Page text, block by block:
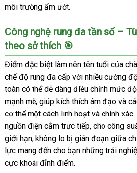
môi trường ẩm ướt.
Công nghệ rung đa tần số –
theo sở thích 🎯
Điểm đặc biệt làm nên tên tuổi của
chế độ rung đa cấp với nhiều cường
toàn có thể dễ dàng điều chỉnh mức
mạnh mẽ, giúp kích thích âm đạo và
cơ thể một cách linh hoạt và chính
nguồn điện cắm trực tiếp, cho công
giới hạn, không lo bị gián đoạn giữa
lực mang đến cho bạn những trải
cực khoái đỉnh điểm.